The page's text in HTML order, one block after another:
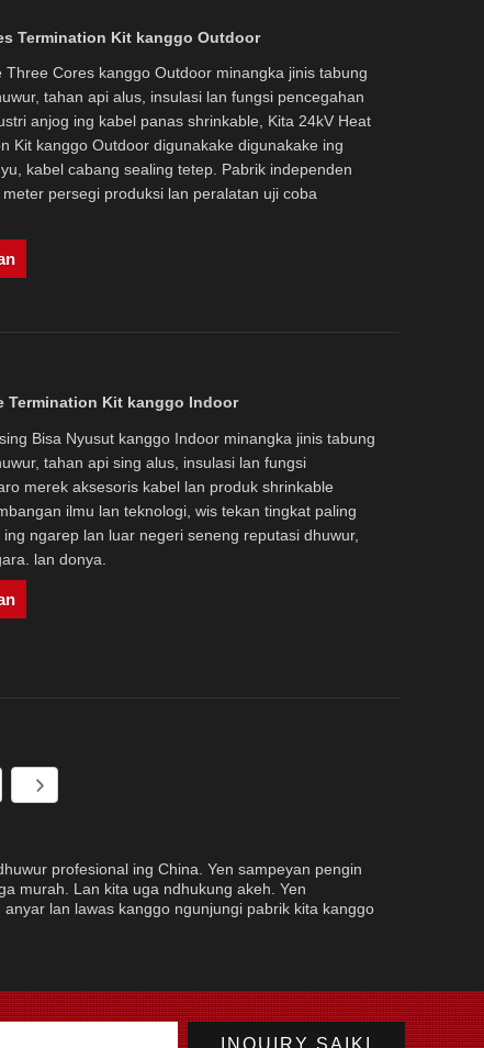
Termination Kit kanggo Outdoor
Three Cores kanggo Outdoor minangka jinis tabung
tahan api alus, insulasi lan fungsi pencegahan
anjog ing kabel panas shrinkable, Kita 24kV Heat
Kit kanggo Outdoor digunakake digunakake ing
kabel cabang sealing tetep. Pabrik independen
persegi produksi lan peralatan uji coba
Termination Kit kanggo Indoor
Bisa Nyusut kanggo Indoor minangka jinis tabung
tahan api sing alus, insulasi lan fungsi
merek aksesoris kabel lan produk shrinkable
ilmu lan teknologi, wis tekan tingkat paling
ngarep lan luar negeri seneng reputasi dhuwur,
lan donya.
profesional ing China. Yen sampeyan pengin
murah. Lan kita uga ndhukung akeh. Yen
lan lawas kanggo ngunjungi pabrik kita kanggo